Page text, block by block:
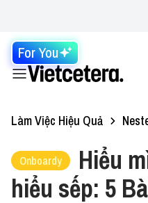
For You
Làm Việc Hiệu Quả
Onboardy
Hiểu
hiểu sếp: 5